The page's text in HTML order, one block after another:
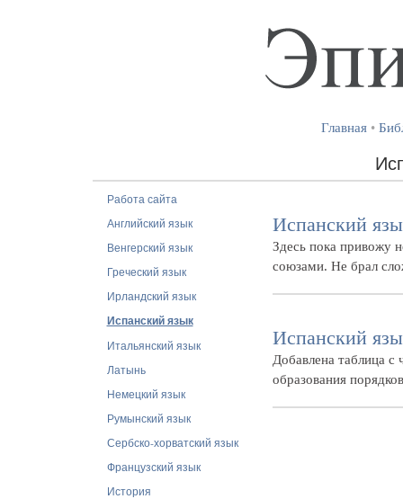
Главная •
Работа сайта
Английский язык
Венгерский язык
Греческий язык
Ирландский язык
Испанский язык
Итальянский язык
Латынь
Немецкий язык
Румынский язык
Сербско-хорватский язык
Французский язык
История
Испанский
Здесь пока привожу
союзами. Не брал
Испанский
Добавлена таблица с
образования